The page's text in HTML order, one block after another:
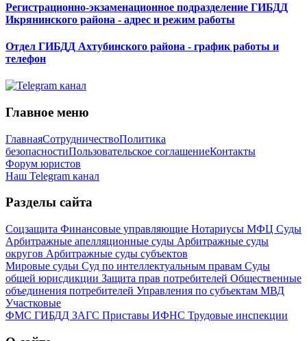
Регистрационно-экзаменационное подразделение ГИБДД
Икрянинского района - адрес и режим работы
Отдел ГИБДД Ахтубинского района - график работы и
телефон
Главное меню
ГлавнаяСотрудничествоПолитика
безопасностиПользовательское соглашениеКонтакты
Форум юристов
Наш Telegram канал
Разделы сайта
Соцзащита Финансовые управляющие Нотариусы МФЦ Суды
Арбитражные апелляционные суды Арбитражные суды
округов Арбитражные суды субъектов
Мировые судьи Суд по интеллектуальным правам Суды
общей юрисдикции Защита прав потребителей Общественные
объединения потребителей Управления по субъектам МВД
Участковые
ФМС ГИБДД ЗАГС Приставы ИФНС Трудовые инспекции